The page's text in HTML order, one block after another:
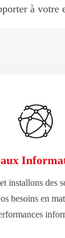
à votre
installons des
besoins en
EN SAVOIR PLUS